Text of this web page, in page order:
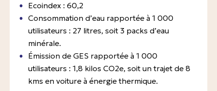
Ecoindex : 60,2
Consommation d’eau rapportée à 1 000
utilisateurs : 27 litres, soit 3 packs d’eau
minérale.
Émission de GES rapportée à 1 000
utilisateurs : 1,8 kilos CO2e, soit un trajet de 8
kms en voiture à énergie thermique.